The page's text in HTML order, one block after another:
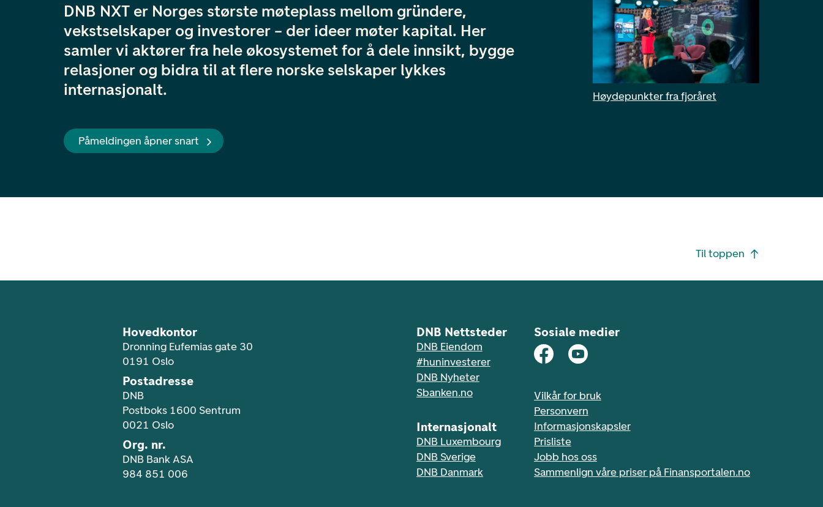
DNB NXT er Norges største møteplass mellom gründere,
vekstselskaper og investorer – der ideer møter kapital. Her
samler vi aktører fra hele økosystemet for å dele innsikt, bygge
relasjoner og bidra til at flere norske selskaper lykkes
internasjonalt.
Påmeldingen åpner snart
Høydepunkter fra fjoråret
Til toppen
Hovedkontor
Dronning Eufemias gate 30
0191 Oslo
Postadresse
DNB
Postboks 1600 Sentrum
0021 Oslo
Org. nr.
DNB Bank ASA
984 851 006
DNB Nettsteder
DNB Eiendom
#huninvesterer
DNB Nyheter
Sbanken.no
Internasjonalt
DNB Luxembourg
DNB Sverige
DNB Danmark
Sosiale medier
Vilkår for bruk
Personvern
Informasjonskapsler
Prisliste
Jobb hos oss
Sammenlign våre priser på Finansportalen.no